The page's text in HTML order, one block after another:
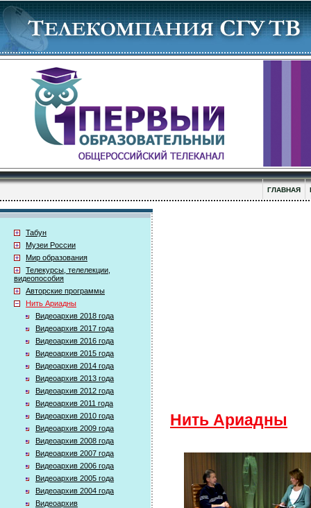
ГЛАВНАЯ
Табун
Музеи России
Мир образования
Телекурсы, телелекции,
видеопособия
Авторские программы
Нить Ариадны
Видеоархив 2018 года
Видеоархив 2017 года
Видеоархив 2016 года
Видеоархив 2015 года
Видеоархив 2014 года
Видеоархив 2013 года
Видеоархив 2012 года
Видеоархив 2011 года
Видеоархив 2010 года
Видеоархив 2009 года
Видеоархив 2008 года
Видеоархив 2007 года
Видеоархив 2006 года
Видеоархив 2005 года
Видеоархив 2004 года
Видеоархив
Нить Ариадны